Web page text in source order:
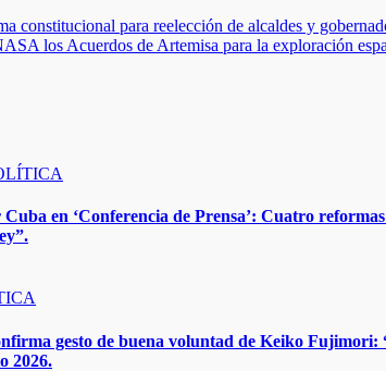
constitucional para reelección de alcaldes y
los Acuerdos de Artemisa para la exploración
en ‘Conferencia de Prensa’: Cuatro
gesto de buena voluntad de Keiko Fujimori:
2026.​